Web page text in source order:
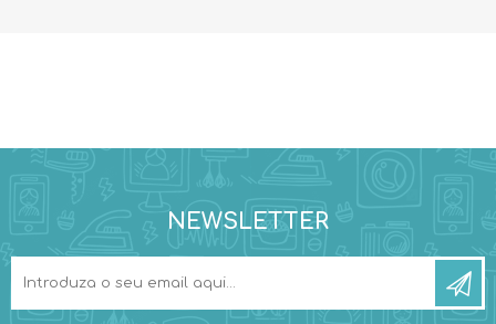
NEWSLETTER